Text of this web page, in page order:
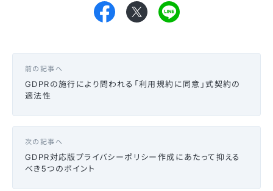
前の記事へ
GDPRの施行により問われる「利用規約に同意」式契約の
適法性
次の記事へ
GDPR対応版プライバシーポリシー作成にあたって抑える
べき5つのポイント